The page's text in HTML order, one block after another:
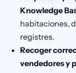
Knowledge
habitaciones,
registres.
Recoger
vendedores y